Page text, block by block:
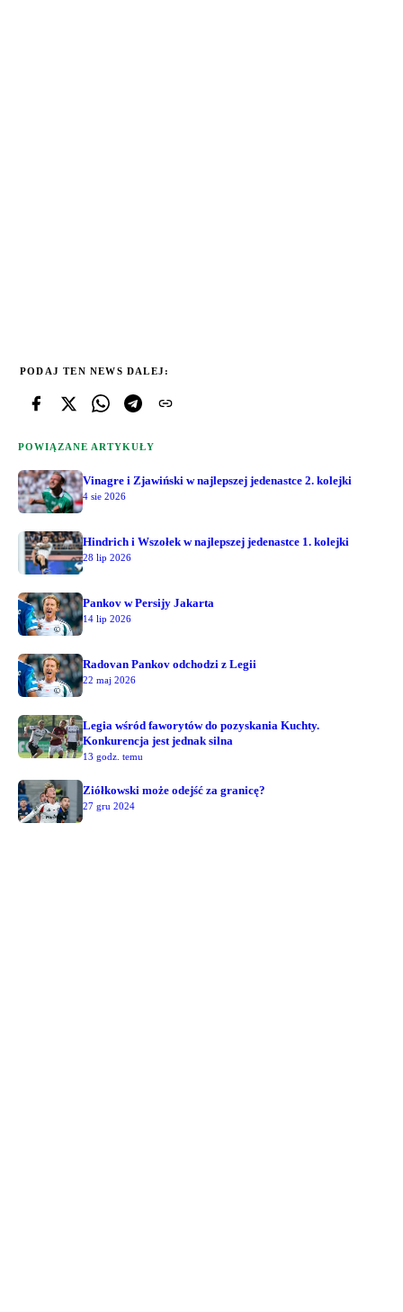
PODAJ TEN NEWS DALEJ:
POWIĄZANE ARTYKUŁY
Vinagre i Zjawiński w najlepszej jedenastce 2. kolejki
4 sie 2026
Hindrich i Wszołek w najlepszej jedenastce 1. kolejki
28 lip 2026
Pankov w Persijy Jakarta
14 lip 2026
Radovan Pankov odchodzi z Legii
22 maj 2026
Legia wśród faworytów do pozyskania Kuchty.
Konkurencja jest jednak silna
13 godz. temu
Ziółkowski może odejść za granicę?
27 gru 2024